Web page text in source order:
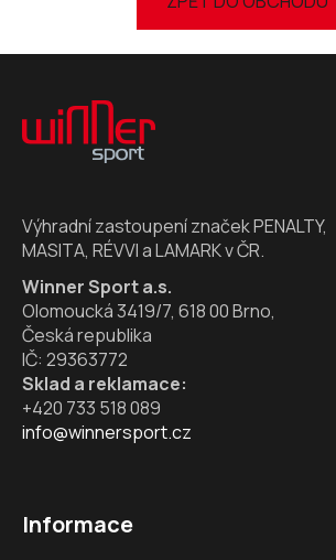
Z
Výhradní zastoupení značek PENALTY,
MASITA, RÉVVI a LAMARK v ČR.
Winner Sport a.s.
Olomoucká 3419/7, 618 00 Brno,
Česká republika
IČ: 29363772
Sklad a reklamace:
+420 733 518 089
info@winnersport.cz
Informace